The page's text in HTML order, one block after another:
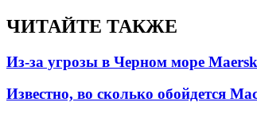
ЧИТАЙТЕ ТАКЖЕ
Из-за угрозы в Черном море
Известно, во сколько обойдется